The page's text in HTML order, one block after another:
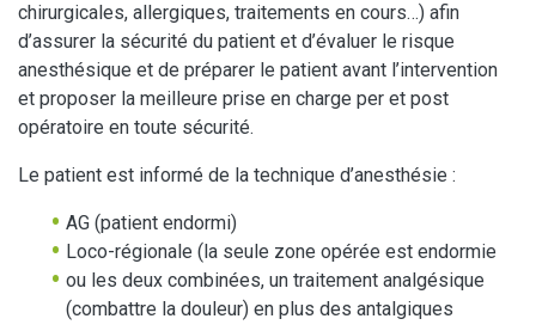
chirurgicales, allergiques, traitements en cours…) afin
d’assurer la sécurité du patient et d’évaluer le risque
anesthésique et de préparer le patient avant l’intervention
et proposer la meilleure prise en charge per et post
opératoire en toute sécurité.
Le patient est informé de la technique d’anesthésie :
AG (patient endormi)
Loco-régionale (la seule zone opérée est endormie
ou les deux combinées, un traitement analgésique
(combattre la douleur) en plus des antalgiques